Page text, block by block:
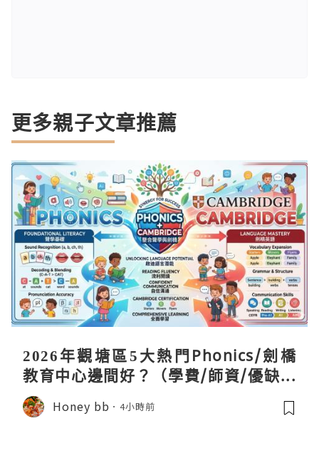
更多親子文章推薦
2026年觀塘區5大熱門Phonics/劍橋
教育中心邊間好？（學費/師資/優缺點
全攻略）
Honey bb 4小時前